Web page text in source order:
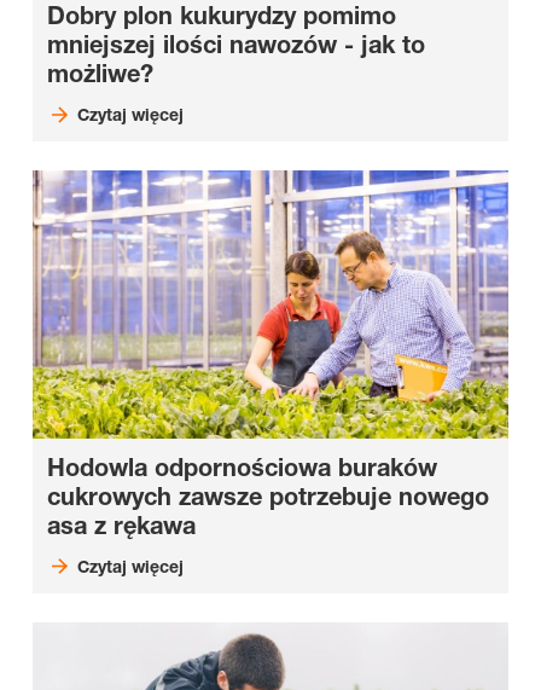
Dobry plon kukurydzy pomimo
mniejszej ilości nawozów - jak to
możliwe?
Czytaj więcej
Hodowla odpornościowa buraków
cukrowych zawsze potrzebuje nowego
asa z rękawa
Czytaj więcej